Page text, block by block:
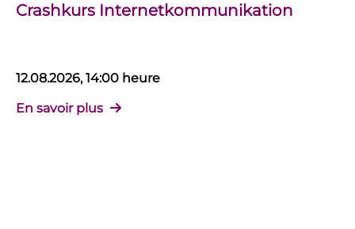
Crashkurs Internetkommunikation
12.08.2026, 14:00 heure
En savoir plus